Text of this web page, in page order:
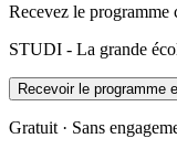
Recevez le programme
STUDI - La grande
Recevoir le programme
Gratuit · Sans